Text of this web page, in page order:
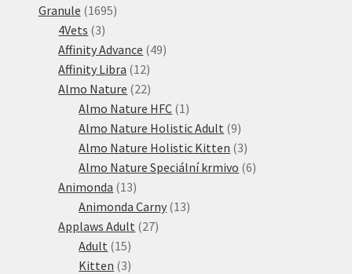
Granule 16951695
4Vets 33
produkty
Affinity Advance 4949
Affinity Libra 1212
produktů
Almo Nature 2222
produktů
Almo Nature HFC 1 1
produkt
Almo Nature Holistic Adult 99
produktů
Almo Nature Holistic Kitten 33
produkty
Almo Nature Speciální krmivo 66
Animonda 1313
produktů
Animonda Carny 1313
Applaws Adult 2727
Adult 1515
produktů
Kitten 33